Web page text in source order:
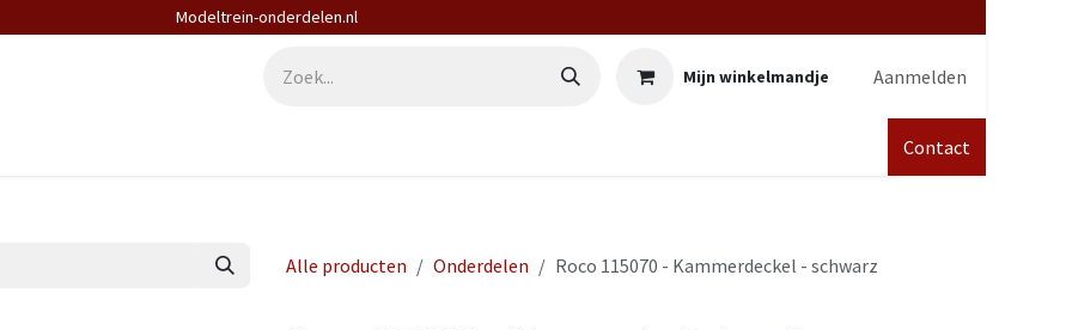
Modeltrein-onderdelen.nl
Mijn winkelmandje Aanmelden
Contact
Alle producten Onderdelen Roco 115070 - Kammerdeckel - schwarz